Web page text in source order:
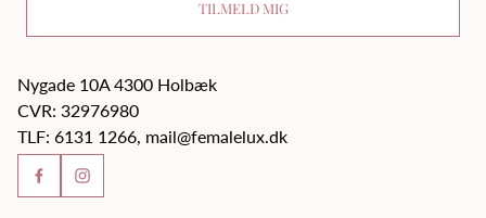
Nygade 10A 4300 Holbæk
CVR: 32976980
TLF: 6131 1266, mail@femalelux.dk
TILMELD MIG